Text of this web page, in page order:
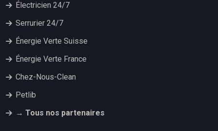
Électricien 24/7
Serrurier 24/7
Énergie Verte Suisse
Énergie Verte France
Chez-Nous-Clean
Petlib
→ Tous nos partenaires